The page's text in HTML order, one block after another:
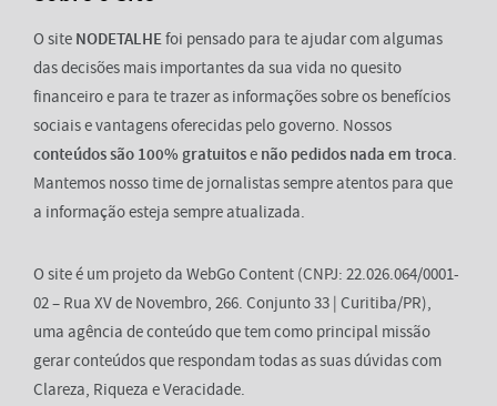
O site NODETALHEfoi pensado para te ajudar com algumas
das decisões mais importantes da sua vida no quesito
financeiro e para te trazer as informações sobre os benefícios
sociais e vantagens oferecidas pelo governo. Nossos
conteúdos são 100% gratuitose não pedidos nada em troca.
Mantemos nosso time de jornalistas sempre atentos para que
a informação esteja sempre atualizada.
O site é um projeto da WebGo Content (CNPJ: 22.026.064/0001-
02 – Rua XV de Novembro, 266. Conjunto 33 | Curitiba/PR),
uma agência de conteúdo que tem como principal missão
gerar conteúdos que respondam todas as suas dúvidas com
Clareza, Riqueza e Veracidade.